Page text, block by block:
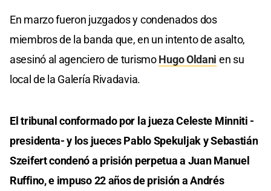
En marzo fueron juzgados y condenados dos
miembros de la banda que, en un intento de asalto,
asesinó al agenciero de turismoHugo Oldani en su
local de la Galería Rivadavia.
El tribunal conformado por la jueza Celeste Minniti -
presidenta- y los jueces Pablo Spekuljak y Sebastián
Szeifert condenó a prisión perpetua a Juan Manuel
Ruffino, e impuso 22 años de prisión a Andrés